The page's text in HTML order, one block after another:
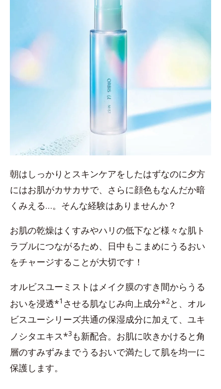
朝はしっかりとスキンケアをしたはずなのに夕方
にはお肌がカサカサで、さらに顔色もなんだか暗
くみえる…。そんな経験はありませんか？
お肌の乾燥はくすみやハリの低下など様々な肌ト
ラブルにつながるため、日中もこまめにうるおい
をチャージすることが大切です！
オルビスユーミストはメイク膜のすき間からうる
おいを浸透*1 させる肌なじみ向上成分*2と、オル
ビスユーシリーズ共通の保湿成分に加えて、ユキ
ノシタエキス*3 も新配合。お肌に吹きかけると角
層のすみずみまでうるおいで満たして肌を均一に
保護します。